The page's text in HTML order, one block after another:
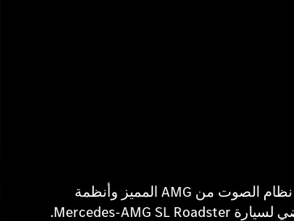
تعمل أبرز مزايا الأداء المذهلة، إلى جانب نظام الصوت من AMG المميز وأنظمة
السلامة الذكية، على تعزيز المظهر الرياضي لسيارة Mercedes-AMG SL Roadster.